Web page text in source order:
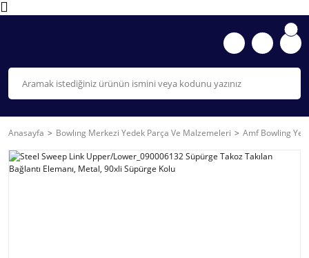
Anasayfa Bowlıng Merkezi Yedek Parça Ve Malzemeleri Amf Bowling